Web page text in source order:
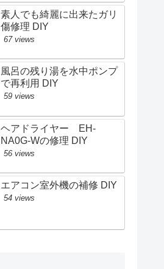
素人でも綺麗に出来たガリ
傷修理 DIY
67 views
風呂の残り湯を水中ポンプ
で再利用 DIY
59 views
ヘアドライヤー EH-
NA0G-Wの修理 DIY
56 views
エアコン室外機の補修 DIY
54 views